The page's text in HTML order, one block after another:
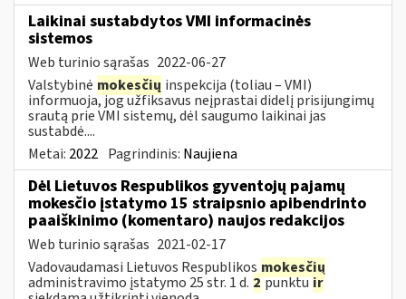
Laikinai sustabdytos VMI informacinės
sistemos
Web turinio sąrašas 2022-06-27
Valstybinė mokesčių inspekcija (toliau – VMI)
informuoja, jog užfiksavus neįprastai didelį prisijungimų
srautą prie VMI sistemų, dėl saugumo laikinai jas
sustabdė....
Metai: 2022 Pagrindinis: Naujiena
Dėl Lietuvos Respublikos gyventojų pajamų
mokesčio įstatymo 15 straipsnio apibendrinto
paaiškinimo (komentaro) naujos redakcijos
Web turinio sąrašas 2021-02-17
Vadovaudamasi Lietuvos Respublikos mokesčių
administravimo įstatymo 25 str. 1 d. 2punktuir